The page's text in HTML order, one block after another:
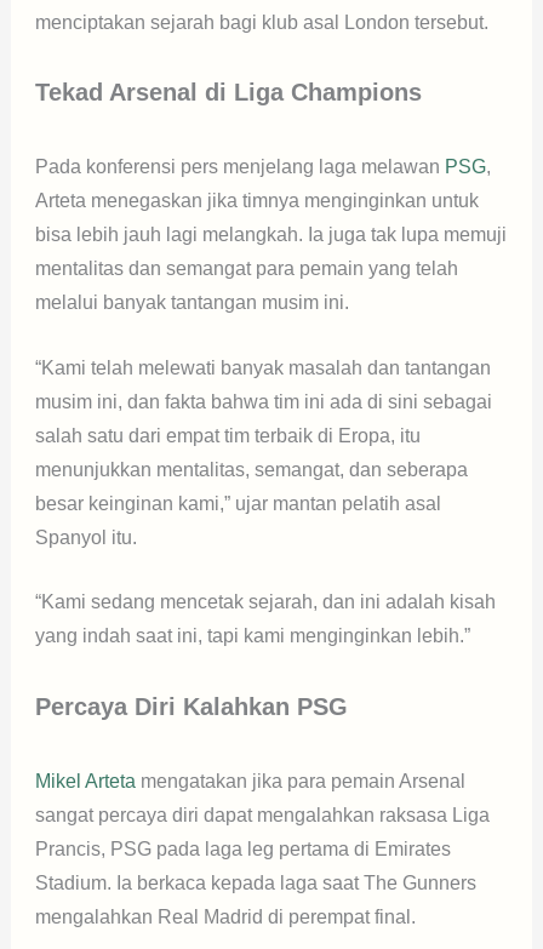
menciptakan sejarah bagi klub asal London tersebut.
Tekad Arsenal di Liga Champions
Pada konferensi pers menjelang laga melawan PSG,
Arteta menegaskan jika timnya menginginkan untuk
bisa lebih jauh lagi melangkah. Ia juga tak lupa memuji
mentalitas dan semangat para pemain yang telah
melalui banyak tantangan musim ini.
“Kami telah melewati banyak masalah dan tantangan
musim ini, dan fakta bahwa tim ini ada di sini sebagai
salah satu dari empat tim terbaik di Eropa, itu
menunjukkan mentalitas, semangat, dan seberapa
besar keinginan kami,” ujar mantan pelatih asal
Spanyol itu.
“Kami sedang mencetak sejarah, dan ini adalah kisah
yang indah saat ini, tapi kami menginginkan lebih.”
Percaya Diri Kalahkan PSG
Mikel Arteta mengatakan jika para pemain Arsenal
sangat percaya diri dapat mengalahkan raksasa Liga
Prancis, PSG pada laga leg pertama di Emirates
Stadium. Ia berkaca kepada laga saat The Gunners
mengalahkan Real Madrid di perempat final.